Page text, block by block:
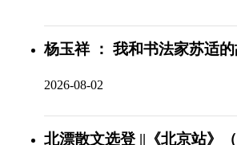
杨玉祥 ： 我和书法家苏适
2026-08-02
北漂散文选登 ||《北京站》（